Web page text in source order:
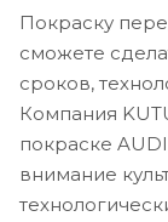
Покраску
сможете
сроков,
Компания
покраске
внимание